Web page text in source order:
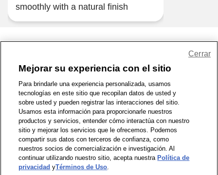
smoothly with a natural finish
1-800-679-9691 | Contáctenos | Términos de Uso | Accesibilidad
Política de Privacidad | WA Privacy Policy | Mapa del sitio
Zona de Bienestar | © 1999 - 2026 CVS.com
Mejorar su experiencia con el sitio
Para brindarle una experiencia personalizada, usamos
tecnologías en este sitio que recopilan datos de usted y
sobre usted y pueden registrar las interacciones del sitio.
Usamos esta información para proporcionarle nuestros
productos y servicios, entender cómo interactúa con nuestro
sitio y mejorar los servicios que le ofrecemos. Podemos
compartir sus datos con terceros de confianza, como
nuestros socios de comercialización e investigación. Al
continuar utilizando nuestro sitio, acepta nuestra Política de
privacidad yTérminos de Uso.
Cerrar